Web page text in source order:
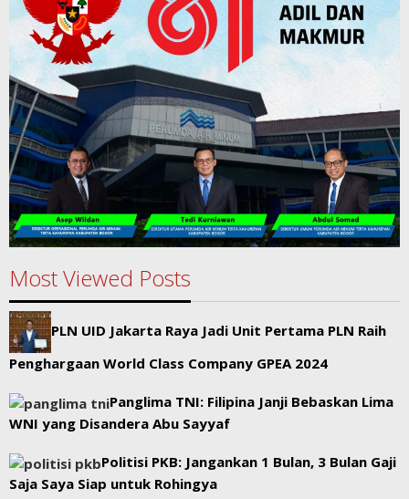
Most Viewed Posts
PLN UID Jakarta Raya Jadi Unit Pertama PLN Raih
Penghargaan World Class Company GPEA 2024
Panglima TNI: Filipina Janji Bebaskan Lima
WNI yang Disandera Abu Sayyaf
Politisi PKB: Jangankan 1 Bulan, 3 Bulan Gaji
Saja Saya Siap untuk Rohingya